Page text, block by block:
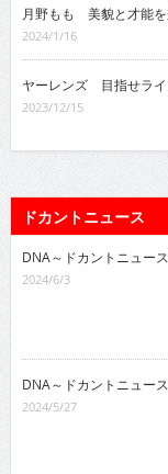
月野もも 美貌と才能を
2024/1/16
ヤーレンズ 目指せライ
2023/12/15
ドカントニュース
DNA～ドカントニュー
2024/6/3
DNA～ドカントニュー
2024/5/27